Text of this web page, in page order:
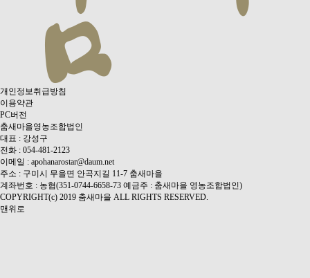
개인정보취급방침
이용약관
PC버전
춤새마을영농조합법인
대표 : 강성구
전화 : 054-481-2123
이메일 : apohanarostar@daum.net
주소 : 구미시 무을면 안곡지길 11-7 춤새마을
계좌번호 : 농협(351-0744-6658-73 예금주 : 춤새마을 영농조합법인)
COPYRIGHT(c) 2019 춤새마을 ALL RIGHTS RESERVED.
맨위로